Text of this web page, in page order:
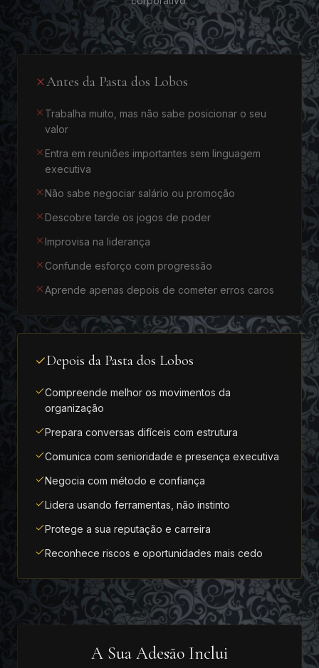
Antes da Pasta dos Lobos
Trabalha muito, mas não sabe posicionar o seu
valor
Entra em reuniões importantes sem linguagem
executiva
Não sabe negociar salário ou promoção
Descobre tarde os jogos de poder
Improvisa na liderança
Confunde esforço com progressão
Aprende apenas depois de cometer erros caros
Depois da Pasta dos Lobos
Compreende melhor os movimentos da
organização
Prepara conversas difíceis com estrutura
Comunica com senioridade e presença executiva
Negocia com método e confiança
Lidera usando ferramentas, não instinto
Protege a sua reputação e carreira
Reconhece riscos e oportunidades mais cedo
A Sua Adesão Inclui